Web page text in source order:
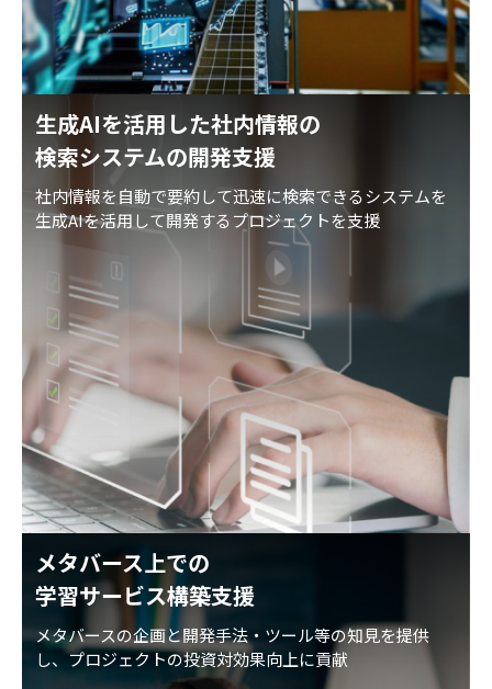
生成AIを活用した社内情報の
検索システムの開発支援
社内情報を自動で要約して迅速に検索できるシステムを
生成AIを活用して開発するプロジェクトを支援
メタバース上での
学習サービス構築支援
メタバースの企画と開発手法・ツール等の知見を提供
し、プロジェクトの投資対効果向上に貢献